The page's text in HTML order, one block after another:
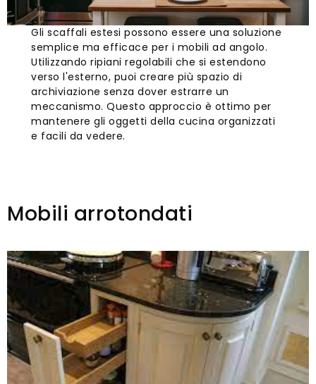
Gli scaffali estesi possono essere una soluzione
semplice ma efficace per i mobili ad angolo.
Utilizzando ripiani regolabili che si estendono
verso l'esterno, puoi creare più spazio di
archiviazione senza dover estrarre un
meccanismo. Questo approccio è ottimo per
mantenere gli oggetti della cucina organizzati
e facili da vedere.
Mobili arrotondati